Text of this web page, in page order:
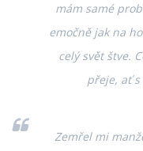
mám samé
emočně jak na
celý svět štve.
přeje, ať
Zemřel mi